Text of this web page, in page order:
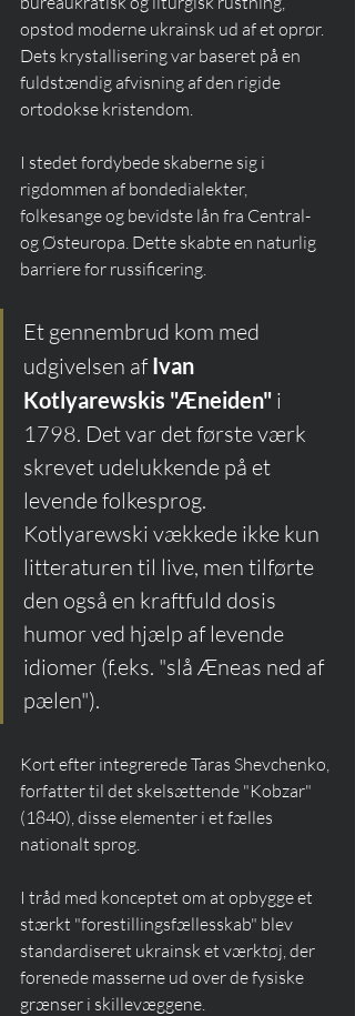
opstod moderne ukrainsk ud af et oprør.
Dets krystallisering var baseret på en
fuldstændig afvisning af den rigide
ortodokse kristendom.
I stedet fordybede skaberne sig i
rigdommen af bondedialekter,
folkesange og bevidste lån fra Central-
og Østeuropa. Dette skabte en naturlig
barriere for russificering.
Et gennembrud kom med
udgivelsen af Ivan
Kotlyarewskis "Æneiden" i
1798. Det var det første værk
skrevet udelukkende på et
levende folkesprog.
Kotlyarewski vækkede ikke kun
litteraturen til live, men tilførte
den også en kraftfuld dosis
humor ved hjælp af levende
idiomer (f.eks. "slå Æneas ned af
pælen").
Kort efter integrerede Taras Shevchenko,
forfatter til det skelsættende "Kobzar"
(1840), disse elementer i et fælles
nationalt sprog.
I tråd med konceptet om at opbygge et
stærkt "forestillingsfællesskab" blev
standardiseret ukrainsk et værktøj, der
forenede masserne ud over de fysiske
grænser i skillevæggene.